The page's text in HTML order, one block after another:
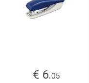
€ 6.05